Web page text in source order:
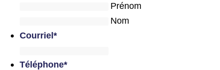
Prénom
Nom
Courriel*
Téléphone*